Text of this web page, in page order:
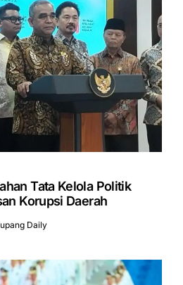
Tata Kelola Politik
Korupsi Daerah
Daily